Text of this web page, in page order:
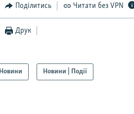
Поділитись Читати без VPN
Друк
Новини Новини | Події